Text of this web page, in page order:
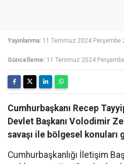
Yayınlanma: 11 Temmuz 2024 Perşembe
Güncelleme: 11 Temmuz 2024
Cumhurbaşkanı Recep
Devlet Başkanı Volodimir
savaşı ile bölgesel konuları
Cumhurbaşkanlığı İletişim